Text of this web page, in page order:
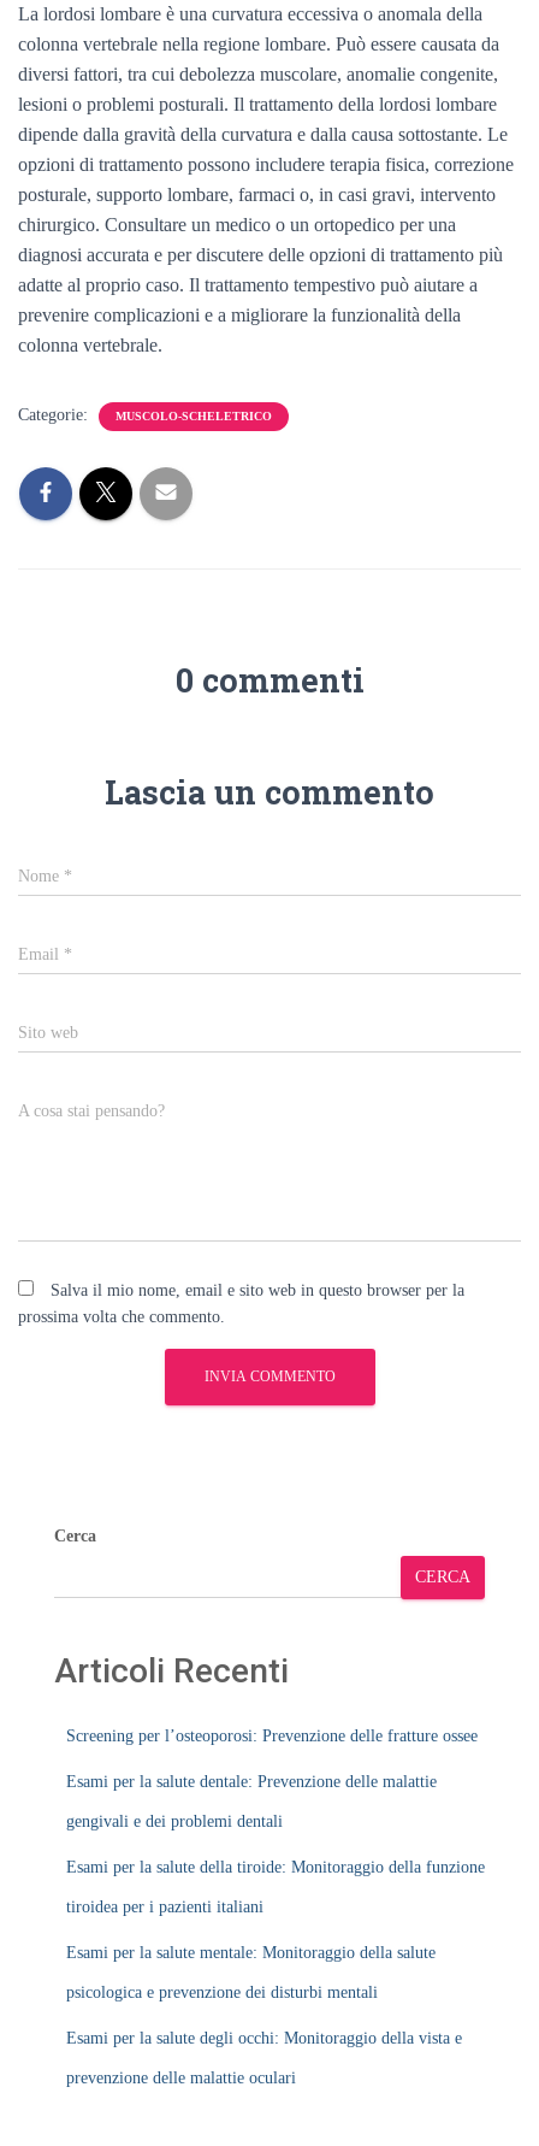
La lordosi lombare è una curvatura eccessiva o anomala della
colonna vertebrale nella regione lombare. Può essere causata da
diversi fattori, tra cui debolezza muscolare, anomalie congenite,
lesioni o problemi posturali. Il trattamento della lordosi lombare
dipende dalla gravità della curvatura e dalla causa sottostante. Le
opzioni di trattamento possono includere terapia fisica, correzione
posturale, supporto lombare, farmaci o, in casi gravi, intervento
chirurgico. Consultare un medico o un ortopedico per una
diagnosi accurata e per discutere delle opzioni di trattamento più
adatte al proprio caso. Il trattamento tempestivo può aiutare a
prevenire complicazioni e a migliorare la funzionalità della
colonna vertebrale.
Categorie: MUSCOLO-SCHELETRICO
0 commenti
Lascia un commento
Nome *
Email *
Sito web
A cosa stai pensando?
Salva il mio nome, email e sito web in questo browser per la
prossima volta che commento.
Cerca
CERCA
Articoli Recenti
Screening per l’osteoporosi: Prevenzione delle fratture ossee
Esami per la salute dentale: Prevenzione delle malattie
gengivali e dei problemi dentali
Esami per la salute della tiroide: Monitoraggio della funzione
tiroidea per i pazienti italiani
Esami per la salute mentale: Monitoraggio della salute
psicologica e prevenzione dei disturbi mentali
Esami per la salute degli occhi: Monitoraggio della vista e
prevenzione delle malattie oculari